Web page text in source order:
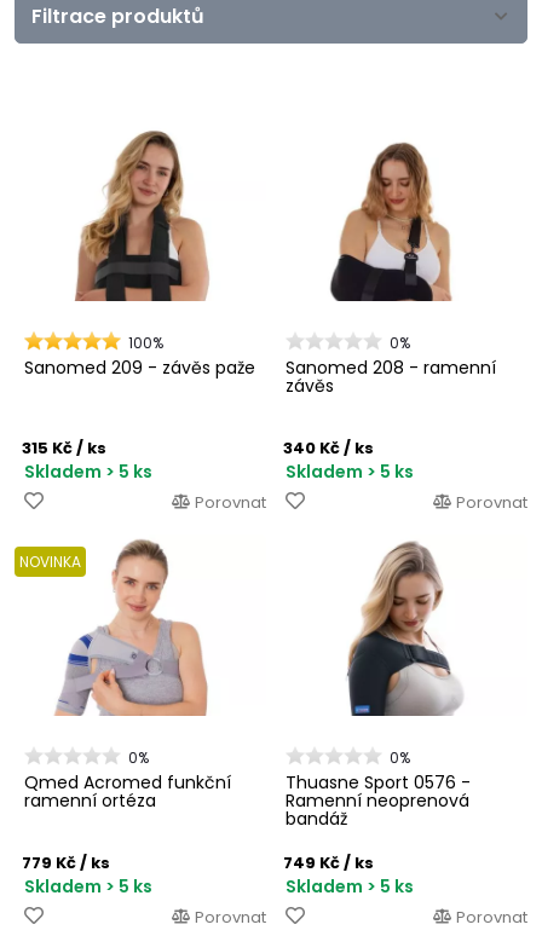
Filtrace produktů
100%
Sanomed 209 - závěs paže
315 Kč/ ks
Skladem > 5 ks
Porovnat
0%
Sanomed 208 - ramenní
závěs
340 Kč/ ks
Skladem > 5 ks
Porovnat
NOVINKA
0%
Qmed Acromed funkční
ramenní ortéza
779 Kč/ ks
Skladem > 5 ks
Porovnat
0%
Thuasne Sport 0576 -
Ramenní neoprenová
bandáž
749 Kč/ ks
Skladem > 5 ks
Porovnat